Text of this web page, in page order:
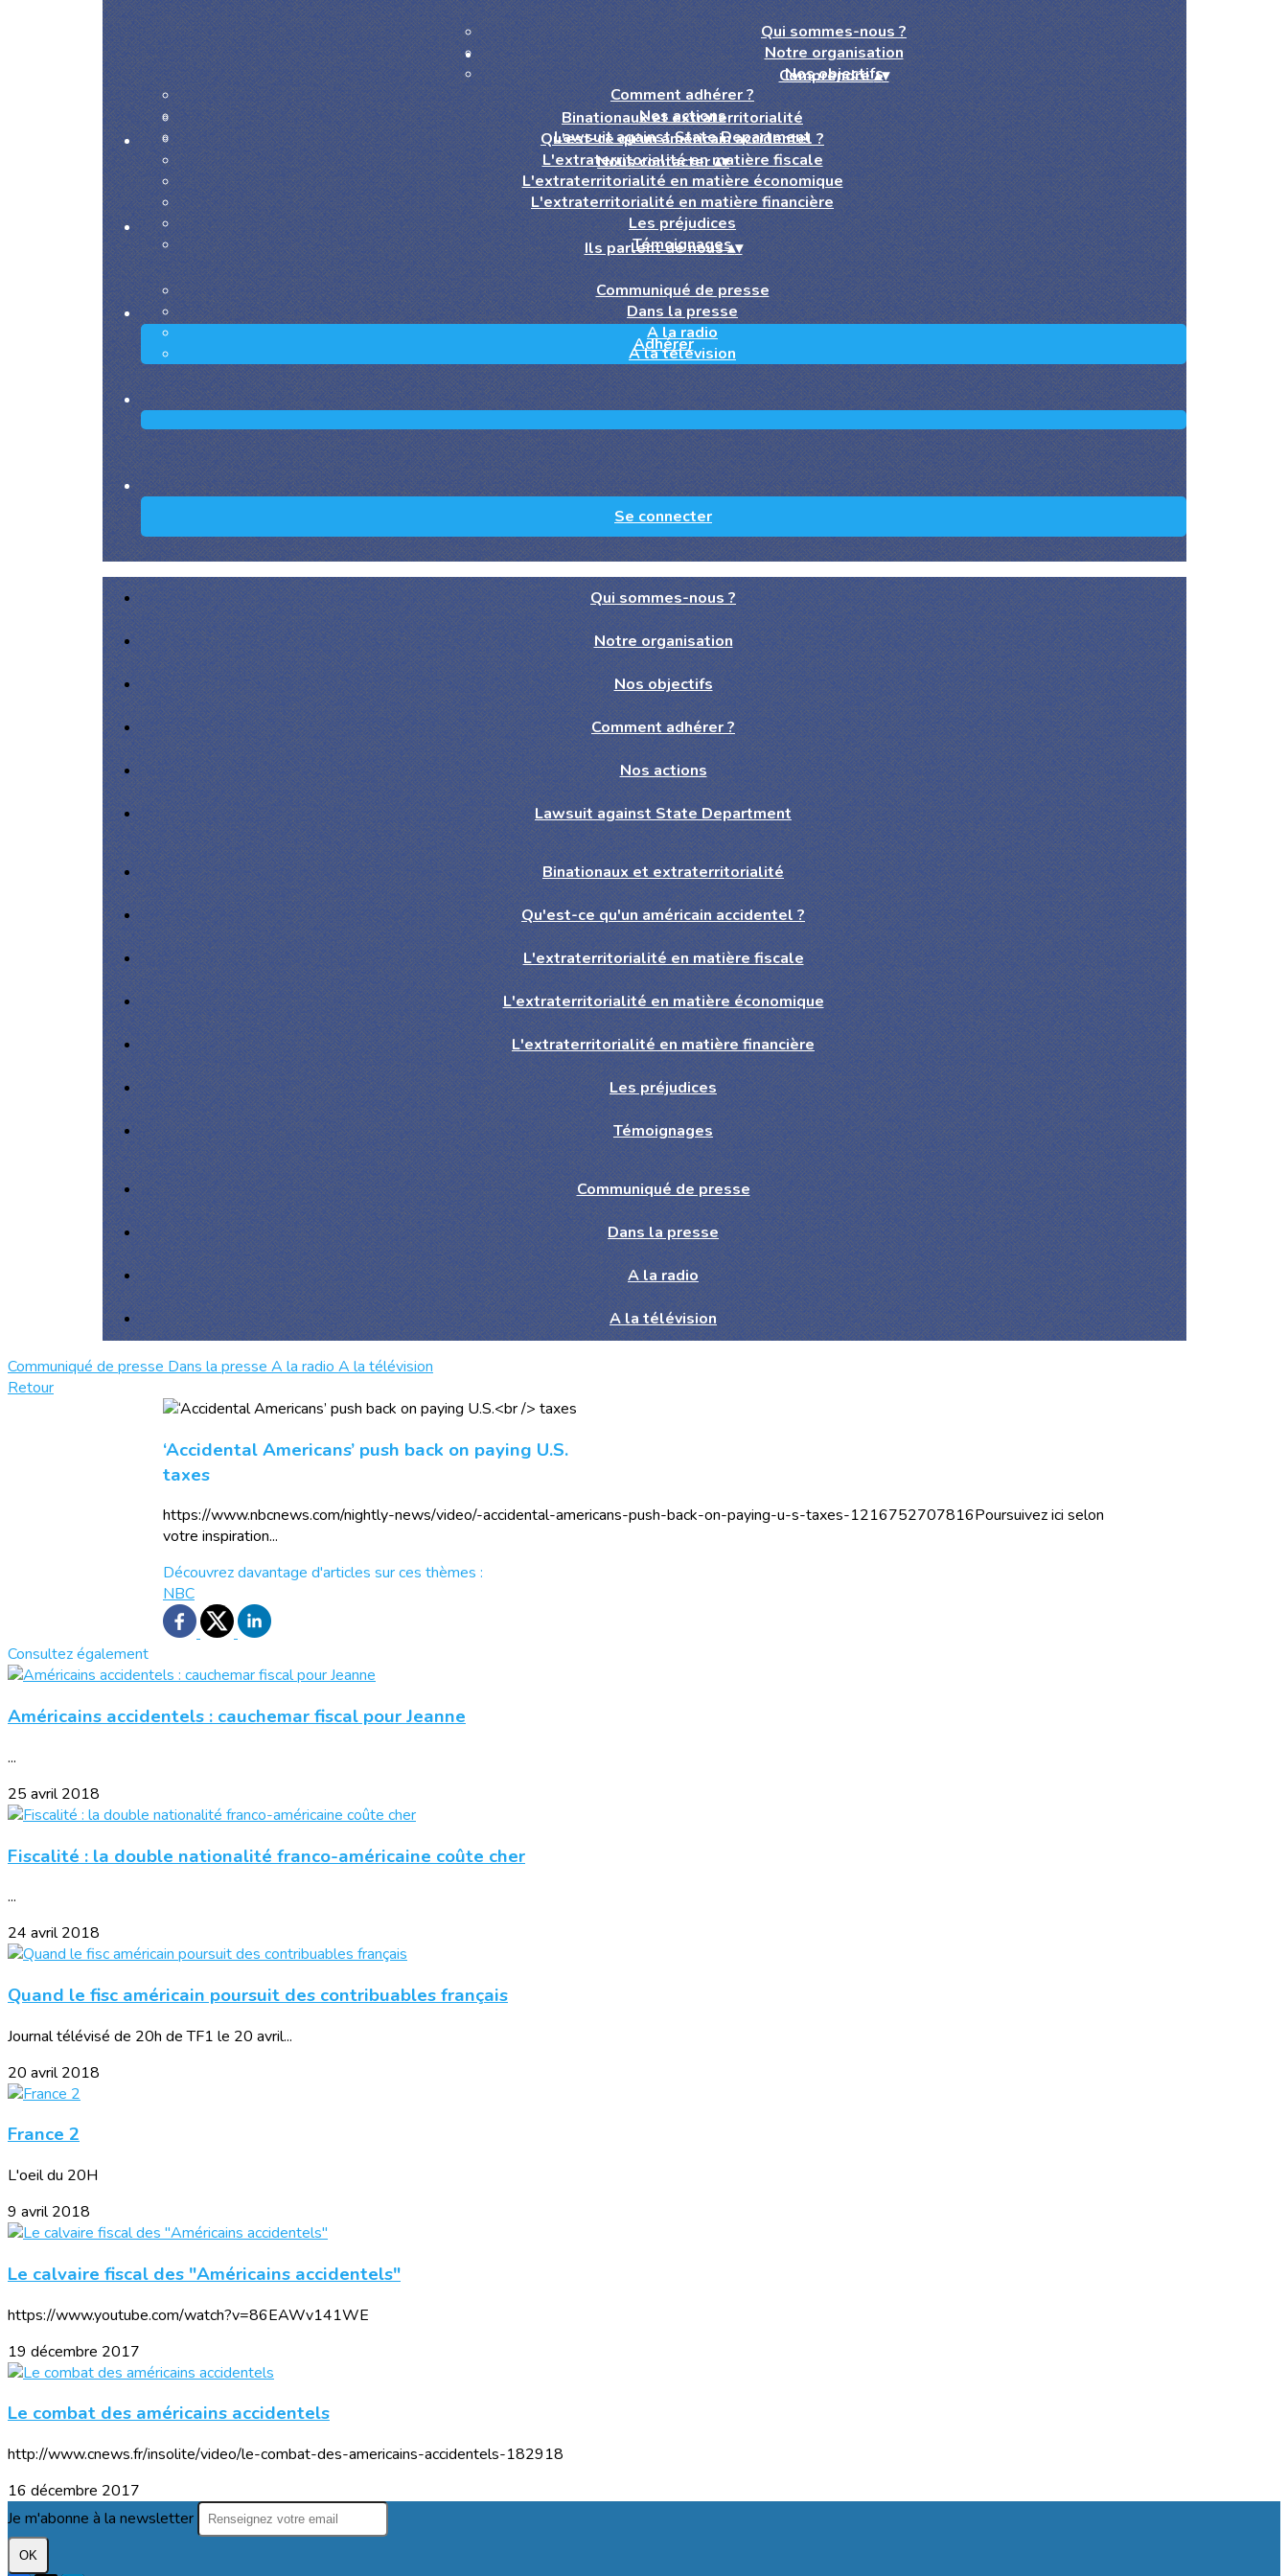
Qui sommes-nous ?
Notre organisation
Nos objectifs
Comment adhérer ?
Nos actions
Lawsuit against State Department
Comprendre▴▾
Binationaux et extraterritorialité
Qu'est-ce qu'un américain accidentel ?
L'extraterritorialité en matière fiscale
L'extraterritorialité en matière économique
L'extraterritorialité en matière financière
Les préjudices
Témoignages
Nous contacter▴▾
Ils parlent de nous▴▾
Communiqué de presse
Dans la presse
A la radio
A la télévision
Adhérer
Se connecter
Qui sommes-nous ?
Notre organisation
Nos objectifs
Comment adhérer ?
Nos actions
Lawsuit against State Department
Binationaux et extraterritorialité
Qu'est-ce qu'un américain accidentel ?
L'extraterritorialité en matière fiscale
L'extraterritorialité en matière économique
L'extraterritorialité en matière financière
Les préjudices
Témoignages
Communiqué de presse
Dans la presse
A la radio
A la télévision
Communiqué de presse Dans la presse A la radio A la télévision
Retour
‘Accidental Americans’ push back on paying U.S.
taxes
https://www.nbcnews.com/nightly-news/video/-accidental-americans-push-back-on-paying-u-s-taxes-1216752707816Poursuivez ici selon
votre inspiration...
Découvrez davantage d'articles sur ces thèmes :
NBC
Consultez également
Américains accidentels : cauchemar fiscal pour Jeanne
...
25 avril 2018
Fiscalité : la double nationalité franco-américaine coûte cher
...
24 avril 2018
Quand le fisc américain poursuit des contribuables français
Journal télévisé de 20h de TF1 le 20 avril...
20 avril 2018
France 2
L'oeil du 20H
9 avril 2018
Le calvaire fiscal des "Américains accidentels"
https://www.youtube.com/watch?v=86EAWv141WE
19 décembre 2017
Le combat des américains accidentels
http://www.cnews.fr/insolite/video/le-combat-des-americains-accidentels-182918
16 décembre 2017
Je m'abonne à la newsletter
OK